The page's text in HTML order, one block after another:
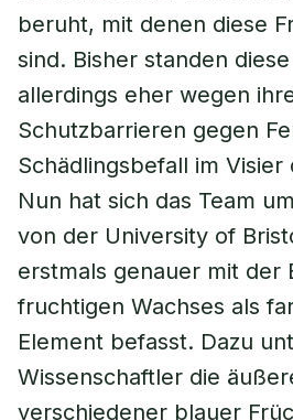
beruht, mit denen diese
sind. Bisher standen
allerdings eher wegen
Schutzbarrieren gegen
Schädlingsbefall im Visier
Nun hat sich das Team
von der University of
erstmals genauer mit der
fruchtigen Wachses als
Element befasst. Dazu
Wissenschaftler die
verschiedener blauer